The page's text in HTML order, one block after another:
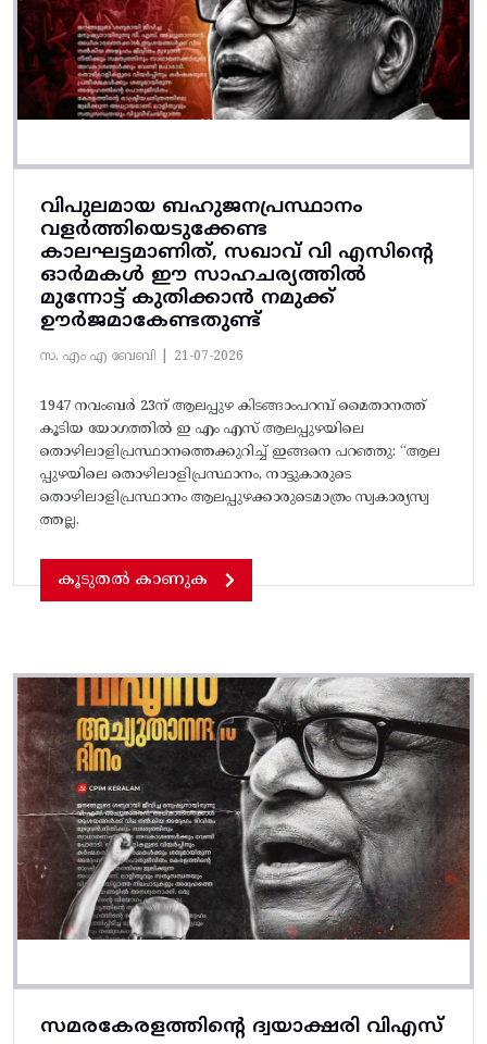
വിപുലമായ ബഹുജനപ്രസ്ഥാനം
വളർത്തിയെടുക്കേണ്ട
കാലഘട്ടമാണിത്, സഖാവ് വി എസിന്റെ
ഓർമകൾ ഈ സാഹചര്യത്തിൽ
മുന്നോട്ട്‌ കുതിക്കാൻ നമുക്ക്
ഊർജമാകേണ്ടതുണ്ട്
സ. എം എ ബേബി | 21-07-2026
1947 നവംബർ 23ന് ആലപ്പുഴ കിടങ്ങാംപറമ്പ്‌ മൈതാനത്ത്‌
കൂടിയ യോഗത്തിൽ ഇ എം എസ് ആലപ്പുഴയിലെ
തൊഴിലാളിപ്രസ്ഥാനത്തെക്കുറിച്ച് ഇങ്ങനെ പറഞ്ഞു: “ആല
പ്പുഴയിലെ തൊഴിലാളിപ്രസ്ഥാനം, നാട്ടുകാരുടെ
തൊഴിലാളിപ്രസ്ഥാനം ആലപ്പുഴക്കാരുടെമാത്രം സ്വകാര്യസ്വ
ത്തല്ല.
കൂടുതൽ കാണുക
സമരകേരളത്തിൻ്റെ ദ്വയാക്ഷരി വിഎസ്